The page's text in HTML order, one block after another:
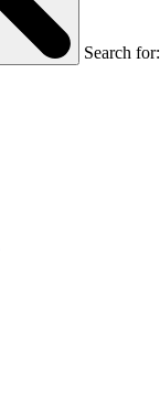
Search for: